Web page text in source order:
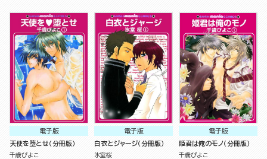
電子版
天使を堕とせ（分冊版）
千歳ぴよこ
電子版
白衣とジャージ（分冊版）
氷室桜
電子版
姫君は俺のモノ（分冊版）
千歳ぴよこ